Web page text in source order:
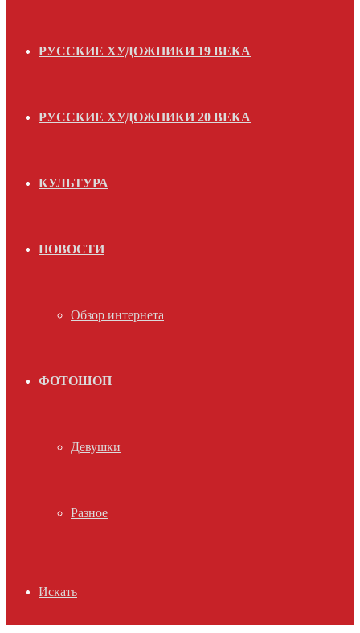
РУССКИЕ ХУДОЖНИКИ 19 ВЕКА
РУССКИЕ ХУДОЖНИКИ 20 ВЕКА
КУЛЬТУРА
НОВОСТИ
Обзор интернета
ФОТОШОП
Девушки
Разное
Искать